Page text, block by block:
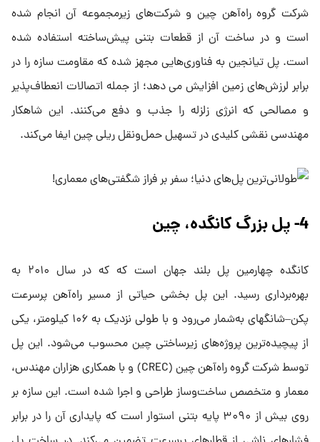
شرکت گروه راه‌آهن چین و شرکت‌های زیرمجموعه آن انجام شده
است و در ساخت آن از قطعات بتنی پیش‌ساخته استفاده شده
است. پل تیانجین به فناوری‌هایی مجهز شده که مقاومت سازه را در
برابر لرزش‌های زمین افزایش می دهد؛ از جمله اتصالات انعطاف‌پذیر
و مصالحی که انرژی زلزله را جذب و دفع می‌کنند. این شاهکار
مهندسی نقشی کلیدی در تسهیل حمل‌ونقل ریلی چین ایفا می‌کند.
4- پل بزرگ کانگده، چین
کانگده چهارمین پل بلند جهان است که که در سال ۲۰۱۰ به
بهره‌برداری رسید. این پل بخشی حیاتی از مسیر راه‌آهن پرسرعت
پکن–شانگهای به‌شمار می‌رود و با طولی نزدیک به ۱۰۶ کیلومتر، یکی
از پیچیده‌ترین پروژه‌های زیرساختی چین محسوب می‌شود. این پل
توسط شرکت گروه راه‌آهن چین (CREC) و با همکاری هزاران مهندس،
معمار و متخصص ساخت‌وساز طراحی و اجرا شده است. این سازه بر
روی بیش از ۳۰۹۰ پایه بتنی استوار است که پایداری آن را در برابر